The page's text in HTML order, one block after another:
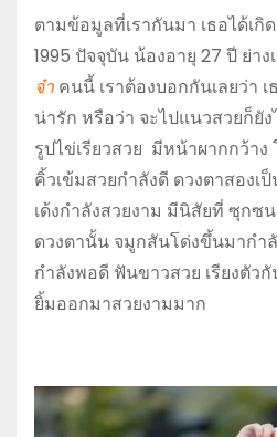
ตามข้อมูลที่เรากันมา เธอได้เกิ
1995 ปัจจุบัน น้องอายุ 27 ปี ย่าง
จ๋า คนนี้ เราต้องบอกกันเลยว่า
น่ารัก หรือว่า จะไปแนวสวยก็ยั
รูปไข่เรียวสวย มีหน้าผากกว้า
คิ้วเข้มสวยกำลังดี ดวงตาสอง
เด้งกำลังสวยงาม มีนิสัยที่ ซุกซ
ดวงตานั้น จมูกสันโด่งขึ้นมากำ
กำลังพอดี ฟันขาวสวย เรียงตัวกั
ยิ้มออกมาสวยงามมาก